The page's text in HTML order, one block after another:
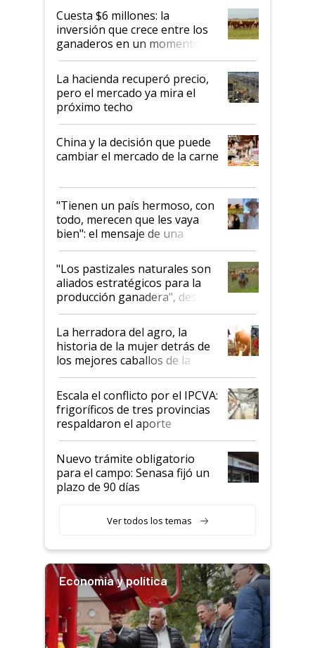
Cuesta $6 millones: la
inversión que crece entre los
ganaderos en un momento
histórico para la actividad
La hacienda recuperó precio,
pero el mercado ya mira el
próximo techo
China y la decisión que puede
cambiar el mercado de la carne
"Tienen un país hermoso, con
todo, merecen que les vaya
bien": el mensaje de una
ganadera uruguaya sobre las
oportunidades que se abren
para el agro en Argentina, con
foco en la carne
"Los pastizales naturales son
aliados estratégicos para la
producción ganadera", destaca
la iniciativa que ya reúne a 46
establecimientos en Argentina
La herradora del agro, la
historia de la mujer detrás de
los mejores caballos de la
Argentina y los mitos que
todavía hacen sufrir a estos
animales: "Mientras me
descalificaban, yo seguí
haciendo currículum"
Escala el conflicto por el IPCVA:
frigoríficos de tres provincias
respaldaron el aporte
obligatorio
Nuevo trámite obligatorio
para el campo: Senasa fijó un
plazo de 90 días
Ver todos los temas
Economía y política